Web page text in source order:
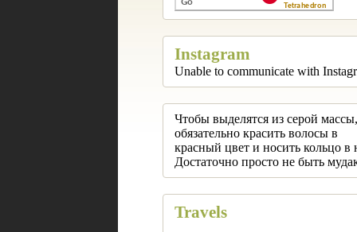
Instagram
Unable to communicate with
Чтобы выделятся из серой
обязательно красить волосы в
красный цвет и носить кольцо в
Достаточно просто не быть
Travels